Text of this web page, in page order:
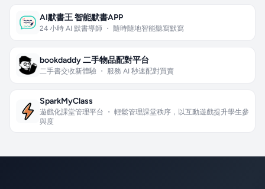
AI默書王 智能默書APP
24 小時 AI 默書導師 ・ 隨時隨地智能聽寫默寫
bookdaddy 二手物品配對平台
二手書交收新體驗 ・ 服務 AI 秒速配對買賣
SparkMyClass
遊戲化課堂管理平台 ・ 輕鬆管理課堂秩序，以互動遊戲提升學生參
與度